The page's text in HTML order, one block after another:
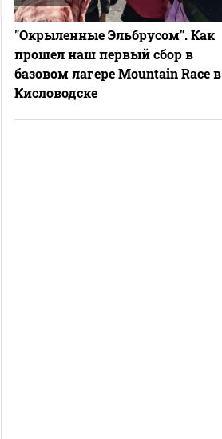
"Окрыленные Эльбрусом". Как
прошел наш первый сбор в
базовом лагере Mountain Race в
Кисловодске